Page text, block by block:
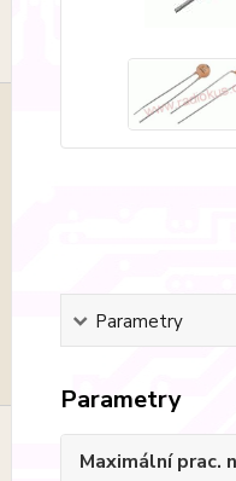
Parametry
Parametry
Maximální prac.